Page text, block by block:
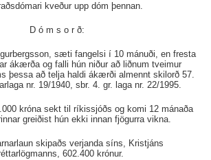
kveður upp dóm þennan.
D ó m s o r ð:
sæti fangelsi í 10 mánuði, en fresta
ákærða og falli hún niður að liðnum tveimur
þessa að telja haldi ákærði almennt skilorð 57.
nr. 19/1940, sbr. 4. gr. laga nr. 22/1995.
króna sekt til ríkissjóðs og komi 12 mánaða
greiðist hún ekki innan fjögurra vikna.
skipaðs verjanda síns, Kristjáns
602.400 krónur.